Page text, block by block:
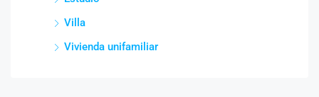
Villa
Vivienda unifamiliar